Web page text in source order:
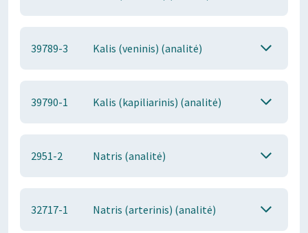
39789-3 Kalis (veninis) (analitė)
39790-1 Kalis (kapiliarinis) (analitė)
2951-2 Natris (analitė)
32717-1 Natris (arterinis) (analitė)